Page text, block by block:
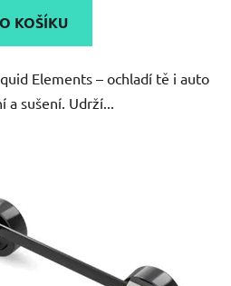
KOŠÍKU
Elements – ochladí tě i auto
a sušení. Udrží...